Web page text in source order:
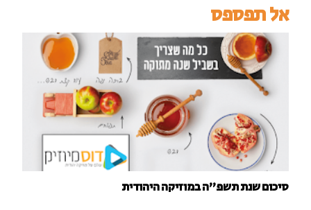
אל תפספס
סיכום שנת תשפ"ה במוזיקה היהודית